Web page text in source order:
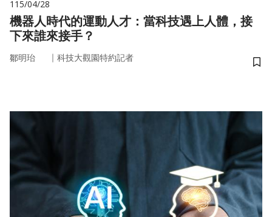
115/04/28
機器人時代的運動人才：當科技遇上人體，接
下來誰來接手？
鄒明珆 ｜ 科技大觀園特約記者
儲